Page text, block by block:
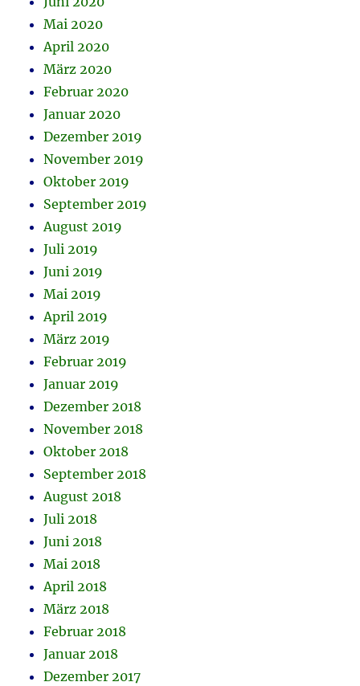
Mai 2020
April 2020
März 2020
Februar 2020
Januar 2020
Dezember 2019
November 2019
Oktober 2019
September 2019
August 2019
Juli 2019
Juni 2019
Mai 2019
April 2019
März 2019
Februar 2019
Januar 2019
Dezember 2018
November 2018
Oktober 2018
September 2018
August 2018
Juli 2018
Juni 2018
Mai 2018
April 2018
März 2018
Februar 2018
Januar 2018
Dezember 2017